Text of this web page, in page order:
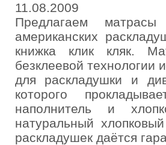
11.08.2009
Предлагаем
американских
книжка клик кляк.
безклеевой технологии
для раскладушки и
которого
наполнитель и
натуральный
раскладушек даётся